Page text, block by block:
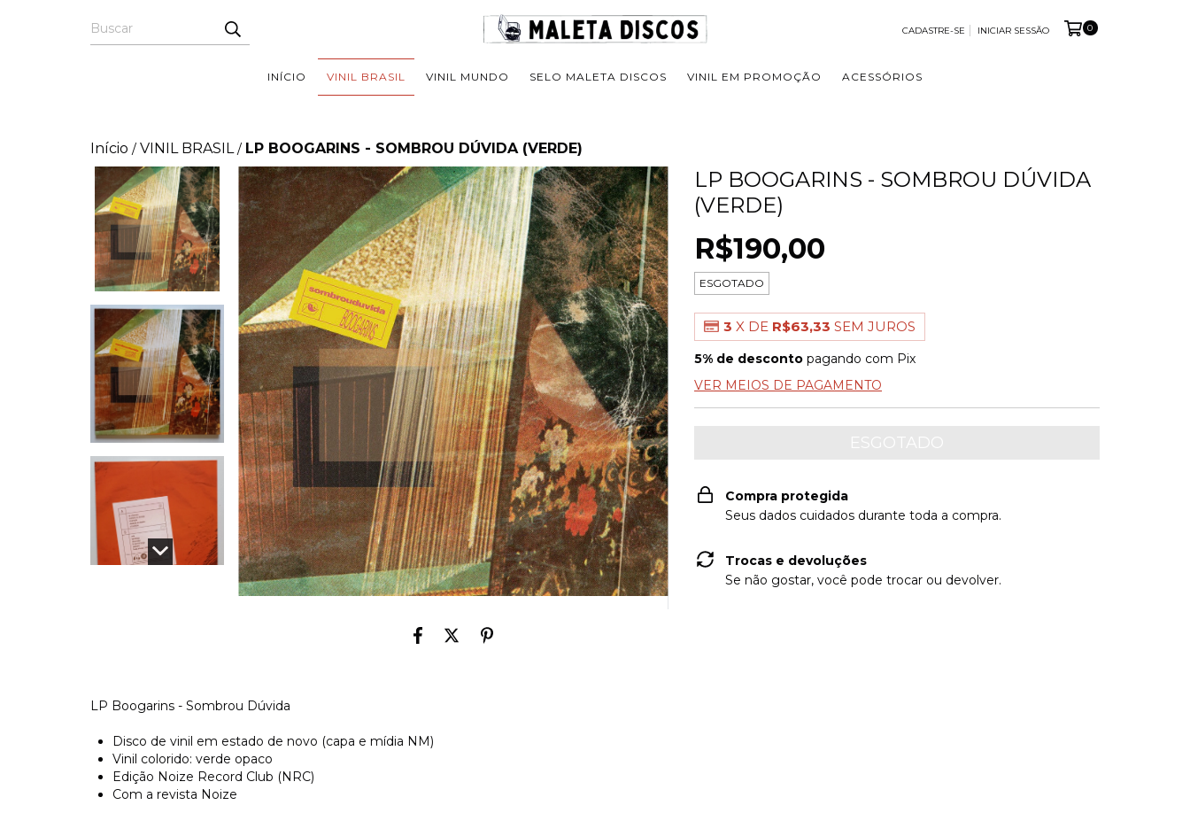
CADASTRE-SE INICIAR SESSÃO 0
INÍCIO VINIL BRASIL VINIL MUNDO SELO MALETA DISCOS VINIL EM PROMOÇÃO ACESSÓRIOS
Início / VINIL BRASIL / LP BOOGARINS - SOMBROU DÚVIDA (VERDE)
LP Boogarins - Sombrou Dúvida
Disco de vinil em estado de novo (capa e mídia NM)
Vinil colorido: verde opaco
Edição Noize Record Club (NRC)
Com a revista Noize
LP BOOGARINS - SOMBROU DÚVIDA
(VERDE)
R$190,00
ESGOTADO
3 X DE R$63,33 SEM JUROS
5% de desconto pagando com Pix
VER MEIOS DE PAGAMENTO
Compra protegida
Seus dados cuidados durante toda a compra.
Trocas e devoluções
Se não gostar, você pode trocar ou devolver.